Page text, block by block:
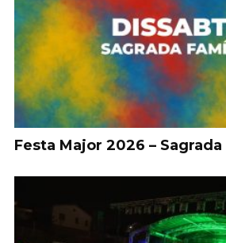
Festa Major 2026 –